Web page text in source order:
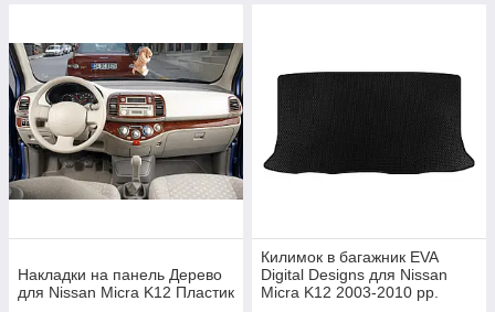
Накладки на панель Дерево
для Nissan Micra K12 Пластик
Килимок в багажник EVA
Digital Designs для Nissan
Micra K12 2003-2010 рр.